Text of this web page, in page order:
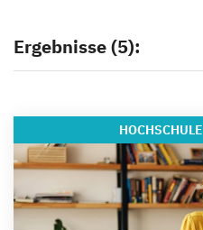
Ergebnisse (5):
HOCHSCHULE